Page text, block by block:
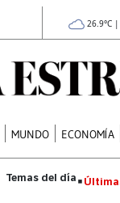
26.9°C |
MUNDO ECONOMÍA